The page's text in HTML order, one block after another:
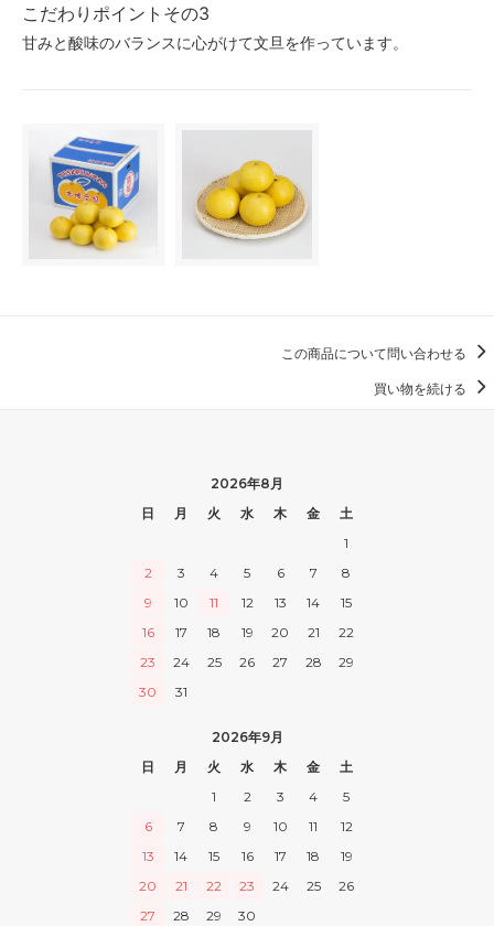
こだわりポイントその3
甘みと酸味のバランスに心がけて文旦を作っています。
この商品について問い合わせる
買い物を続ける
2026年8月
日
月 火 水 木 金
土
1
2
3 4 5 6 7
8
9
10 11 12 13 14
15
16
17 18 19 20 21
22
23
24 25 26 27 28
29
30
31
2026年9月
日
月 火 水 木 金
土
1
2 3 4
5
6
7 8 9 10 11
12
13
14 15 16 17 18
19
20
21 22 23 24 25
26
27
28 29 30